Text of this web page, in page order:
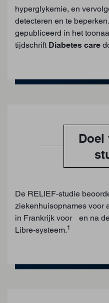
hyperglykemie, en
detecteren en te beperken.
gepubliceerd in het
tijdschrift Diabetes care
Doel
De RELIEF-studie
ziekenhuisopnames voor
in Frankrijk voor en na
Libre-systeem.1